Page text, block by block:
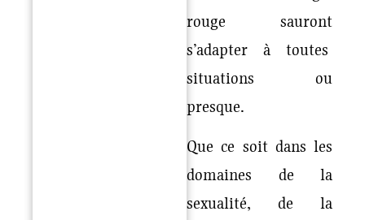
rouge sauront
s’adapter à toutes
situations ou
presque.
Que ce soit dans les
domaines de la
sexualité, de la